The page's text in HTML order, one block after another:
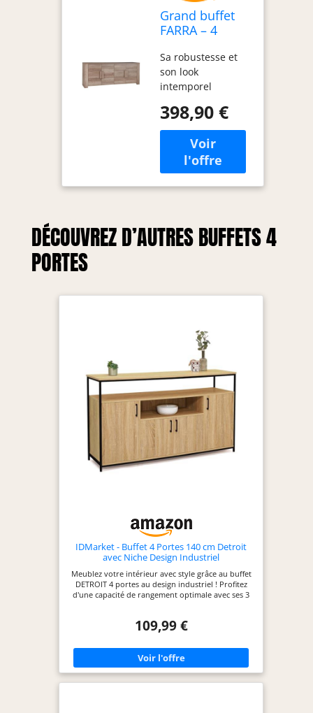
Grand buffet
FARRA – 4
Dab Canyon –
216 x 85 x 47
cm
Sa robustesse et
son look
intemporel
398,90 €
DÉCOUVREZ D’AUTRES BUFFETS 4
PORTES
IDMarket - Buffet 4 Portes 140 cm Detroit
avec Niche Design Industriel
Meublez votre intérieur avec style grâce au buffet
DETROIT 4 portes au design industriel ! Profitez
d'une capacité de rangement optimale avec ses 3
plus beaux objets déco Stabilité et robustesse sont
et tubes en métal Dimensions : Longueur 140 x
largeur 40 x Hauteur 80 cm - Hauteur des pieds : 4
cm
109,99 €